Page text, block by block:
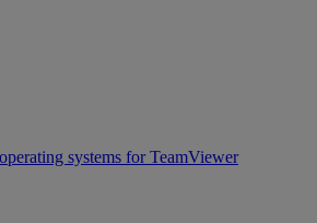
systems for TeamViewer